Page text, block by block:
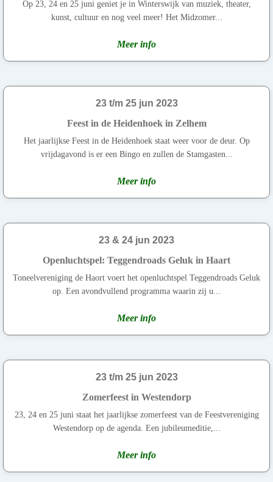
Op 23, 24 en 25 juni geniet je in Winterswijk van muziek, theater,
kunst, cultuur en nog veel meer! Het Midzomer...
Meer info
23 t/m 25 jun 2023
Feest in de Heidenhoek in Zelhem
Het jaarlijkse Feest in de Heidenhoek staat weer voor de deur. Op
vrijdagavond is er een Bingo en zullen de Stamgasten...
Meer info
23 & 24 jun 2023
Openluchtspel: Teggendroads Geluk in Haart
Toneelvereniging de Haort voert het openluchtspel Teggendroads Geluk
op. Een avondvullend programma waarin zij u...
Meer info
23 t/m 25 jun 2023
Zomerfeest in Westendorp
23, 24 en 25 juni staat het jaarlijkse zomerfeest van de Feestvereniging
Westendorp op de agenda. Een jubileumeditie,...
Meer info